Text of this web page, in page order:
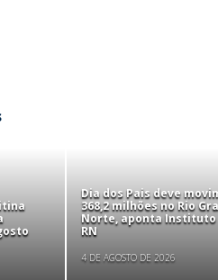
Dia dos Pais deve
368,2 milhões no Rio
Norte, aponta Instituto
RN
4 DE AGOSTO DE 2026